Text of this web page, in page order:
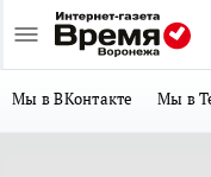
Мы в ВКонтакте Мы в